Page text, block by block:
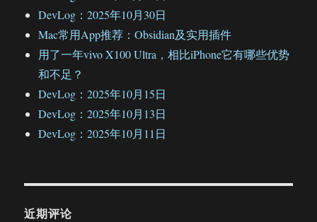
DevLog：2025年10月30日
Mac常用App推荐：Obsidian及实用插件
用了一年vivo X100 Ultra，相比iPhone它有哪些优势
和不足？
DevLog：2025年10月15日
DevLog：2025年10月13日
DevLog：2025年10月11日
近期评论